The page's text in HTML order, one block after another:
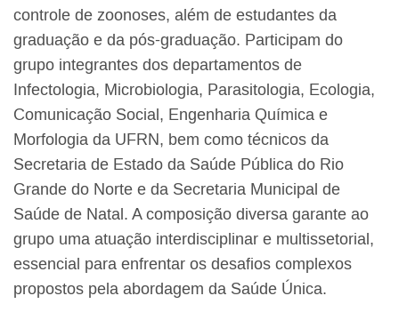
controle de zoonoses, além de estudantes da
graduação e da pós-graduação. Participam do
grupo integrantes dos departamentos de
Infectologia, Microbiologia, Parasitologia, Ecologia,
Comunicação Social, Engenharia Química e
Morfologia da UFRN, bem como técnicos da
Secretaria de Estado da Saúde Pública do Rio
Grande do Norte e da Secretaria Municipal de
Saúde de Natal. A composição diversa garante ao
grupo uma atuação interdisciplinar e multissetorial,
essencial para enfrentar os desafios complexos
propostos pela abordagem da Saúde Única.